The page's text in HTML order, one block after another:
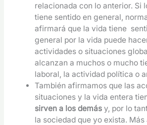
relacionada con lo anterior. Si
tiene sentido en general,
afirmará que la vida tiene
general por la vida puede
actividades o situaciones
alcanzan a muchos o mucho
laboral, la actividad política o
También afirmamos que las
situaciones y la vida entera
sirven a los demás y, por lo
la sociedad que yo exista. Más